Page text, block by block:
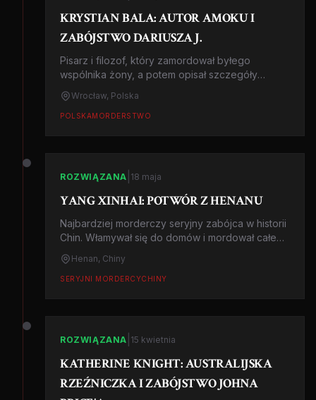
KRYSTIAN BALA: AUTOR AMOKU I
ZABÓJSTWO DARIUSZA J.
Pisarz i filozof, który zamordował byłego
wspólnika żony, a potem opisał szczegóły
zbrodni w swojej powieści Amok. Sprawa
zainspirowała film.
Wrocław, Polska
POLSKAMORDERSTWO
ROZWIĄZANA 18 maja
YANG XINHAI: POTWÓR Z HENANU
Najbardziej morderczy seryjny zabójca w historii
Chin. Włamywał się do domów i mordował całe
rodziny siekierą i młotkiem. Stracony w 2004.
Henan, Chiny
SERYJNI MORDERCYCHINY
ROZWIĄZANA 15 kwietnia
KATHERINE KNIGHT: AUSTRALIJSKA
RZEŹNICZKA I ZABÓJSTWO JOHNA